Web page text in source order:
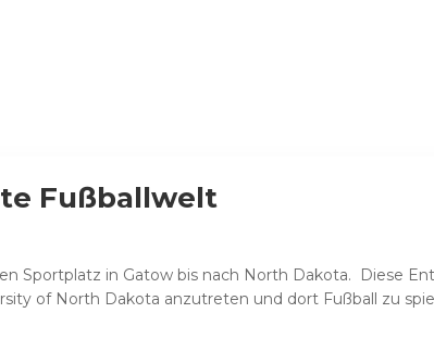
Fußballwelt
Sportplatz in Gatow bis nach North Dakota. Diese
of North Dakota anzutreten und dort Fußball zu